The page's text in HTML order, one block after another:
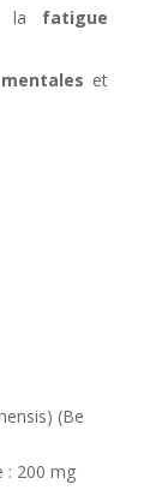
la fatigue
et
(Be
: 200 mg